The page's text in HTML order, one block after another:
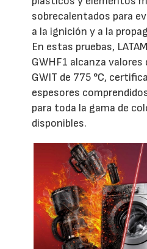
sobrecalentados para
a la ignición y a la
En estas pruebas,
GWHF1 alcanza valores
GWIT de 775 °C,
espesores
para toda la gama de
disponibles.